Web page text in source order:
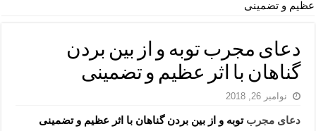
دعای مشکل گشا برای رفع فقر – ذکرهای روزی‌ بخش
معجزات دعای یا من اظهر الجمیل – دعای یا من اظهر الجمیل برای
مهم ترین اذکار الهی و فضیلت آن ها – ذکر مخصوص مستجاب الدعوه
دعا برای ترس بچه ها در خواب – دعای ترس و بی خوابی کودکان
عظیم و تضمینی
دعای مجرب توبه و از بین بردن
گناهان با اثر عظیم و تضمینی
نوامبر 26, 2018
دعای مجرب توبه و از بین بردن گناهان با اثر عظیم و تضمینی